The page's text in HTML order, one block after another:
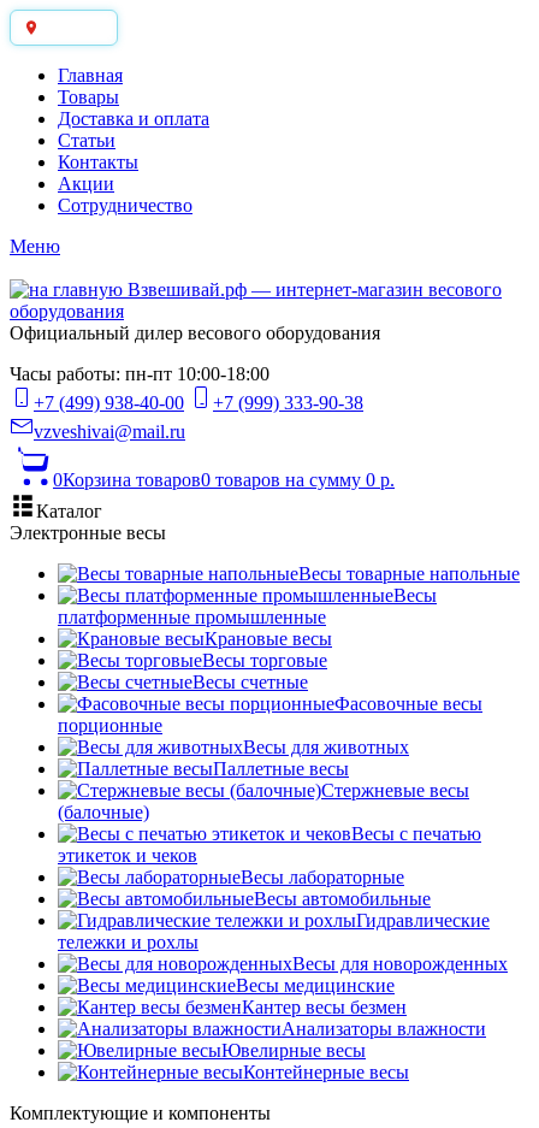
Главная
Товары
Доставка и оплата
Статьи
Контакты
Акции
Сотрудничество
Меню
Официальный дилер весового оборудования
Часы работы: пн-пт 10:00-18:00
+7 (499) 938-40-00
+7 (999) 333-90-38
vzveshivai@mail.ru
0Корзина товаров0 товаров на сумму 0 р.
Каталог
Электронные весы
Весы товарные напольные
Весы
платформенные промышленные
Крановые весы
Весы торговые
Весы счетные
Фасовочные весы
порционные
Весы для животных
Паллетные весы
Стержневые весы
(балочные)
Весы c печатью
этикеток и чеков
Весы лабораторные
Весы автомобильные
Гидравлические
тележки и рохлы
Весы для новорожденных
Весы медицинские
Кантер весы безмен
Анализаторы влажности
Ювелирные весы
Контейнерные весы
Комплектующие и компоненты